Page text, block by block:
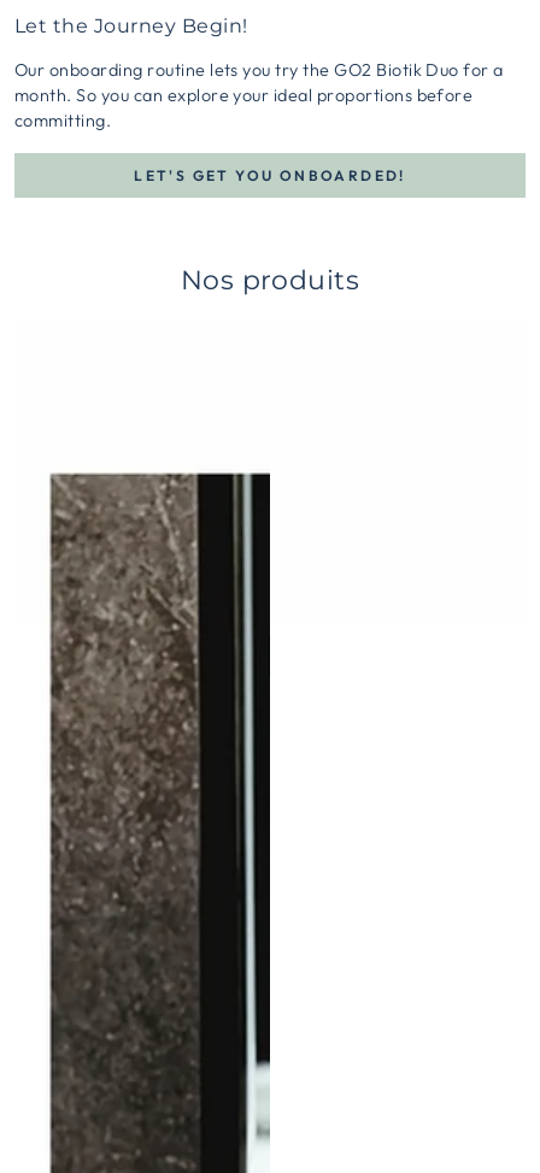
Let the Journey Begin!
Our onboarding routine lets you try the GO2 Biotik Duo for a
month. So you can explore your ideal proportions before
committing.
LET'S GET YOU ONBOARDED!
Nos produits